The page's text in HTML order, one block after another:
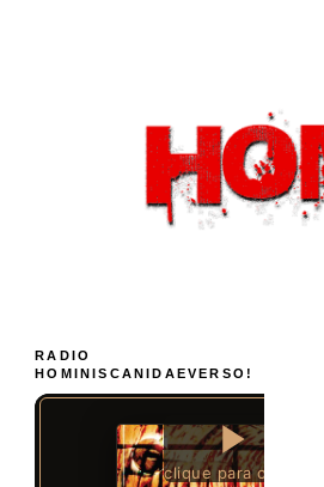
RADIO
HOMINISCANIDAEVERSO!